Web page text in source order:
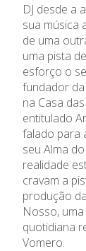
DJ desde a
sua música
de uma
uma pista
esforço o
fundador
na Casa
entitulado
falado para
seu Alma
realidade
cravam a
produção
Nosso,
quotidiana
Vomero.